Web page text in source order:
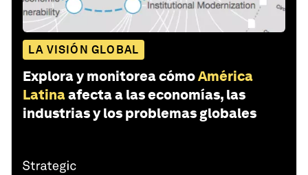
LA VISIÓN GLOBAL
Explora y monitorea cómoAmérica
Latinaafecta a las economías, las
industrias y los problemas globales